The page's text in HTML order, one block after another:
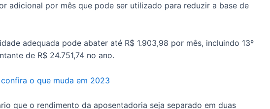
adicional por mês que pode ser utilizado para reduzir a base de
adequada pode abater até R$ 1.903,98 por mês, incluindo 13º
de R$ 24.751,74 no ano.
o que muda em 2023
que o rendimento da aposentadoria seja separado em duas